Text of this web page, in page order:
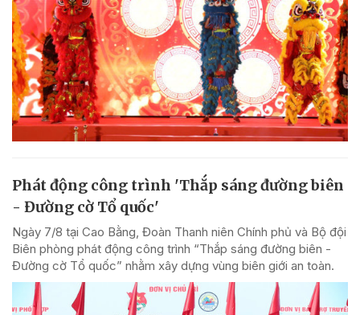
Phát động công trình 'Thắp sáng đường biên
- Đường cờ Tổ quốc'
Ngày 7/8 tại Cao Bằng, Đoàn Thanh niên Chính phủ và Bộ đội
Biên phòng phát động công trình “Thắp sáng đường biên -
Đường cờ Tổ quốc” nhằm xây dựng vùng biên giới an toàn.